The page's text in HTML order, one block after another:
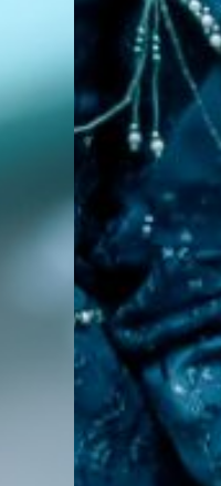
Save on the
MINGGU, 12 APRIL